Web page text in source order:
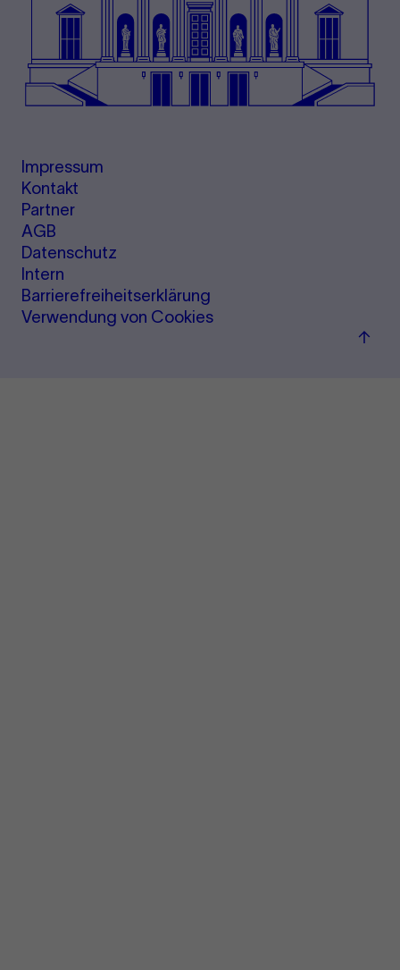
Impressum
Kontakt
Partner
AGB
Datenschutz
Intern
Barrierefreiheitserklärung
Verwendung von Cookies
Zum